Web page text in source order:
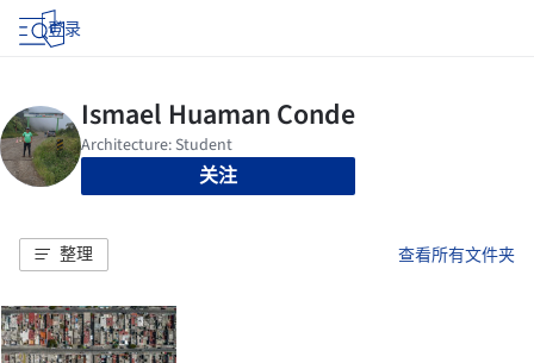
登录
关注
整理 查看所有文件夹